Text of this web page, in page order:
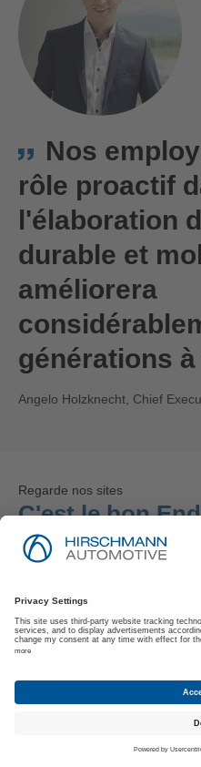
Nos
rôle proactif
l'élaboration
durable et
améliorera
générations
Angelo Holzknecht, Chief
Regarde nos sites
C'est le bon
Avec 7 sites de production
seulement de fournir des
mais aussi de créer un
propice pour son équipe
harmonie à notre